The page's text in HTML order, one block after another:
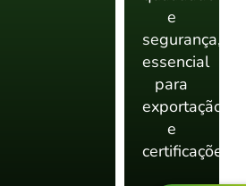
e
segurança,
essencial
para
exportação
e
certificações.